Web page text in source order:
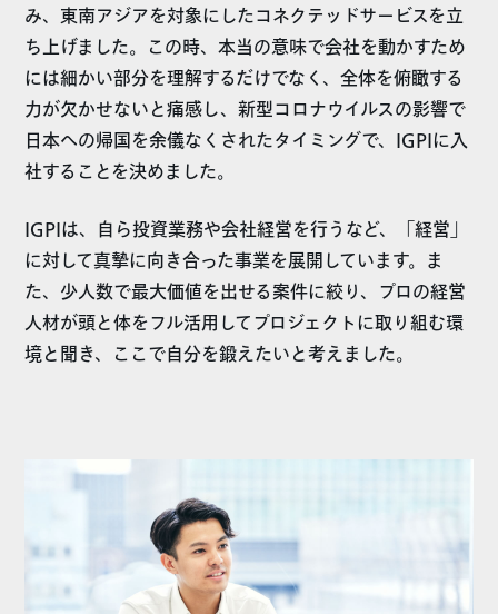
み、東南アジアを対象にしたコネクテッドサービスを立
ち上げました。この時、本当の意味で会社を動かすため
には細かい部分を理解するだけでなく、全体を俯瞰する
力が欠かせないと痛感し、新型コロナウイルスの影響で
日本への帰国を余儀なくされたタイミングで、IGPIに入
社することを決めました。
IGPIは、自ら投資業務や会社経営を行うなど、「経営」
に対して真摯に向き合った事業を展開しています。ま
た、少人数で最大価値を出せる案件に絞り、プロの経営
人材が頭と体をフル活用してプロジェクトに取り組む環
境と聞き、ここで自分を鍛えたいと考えました。